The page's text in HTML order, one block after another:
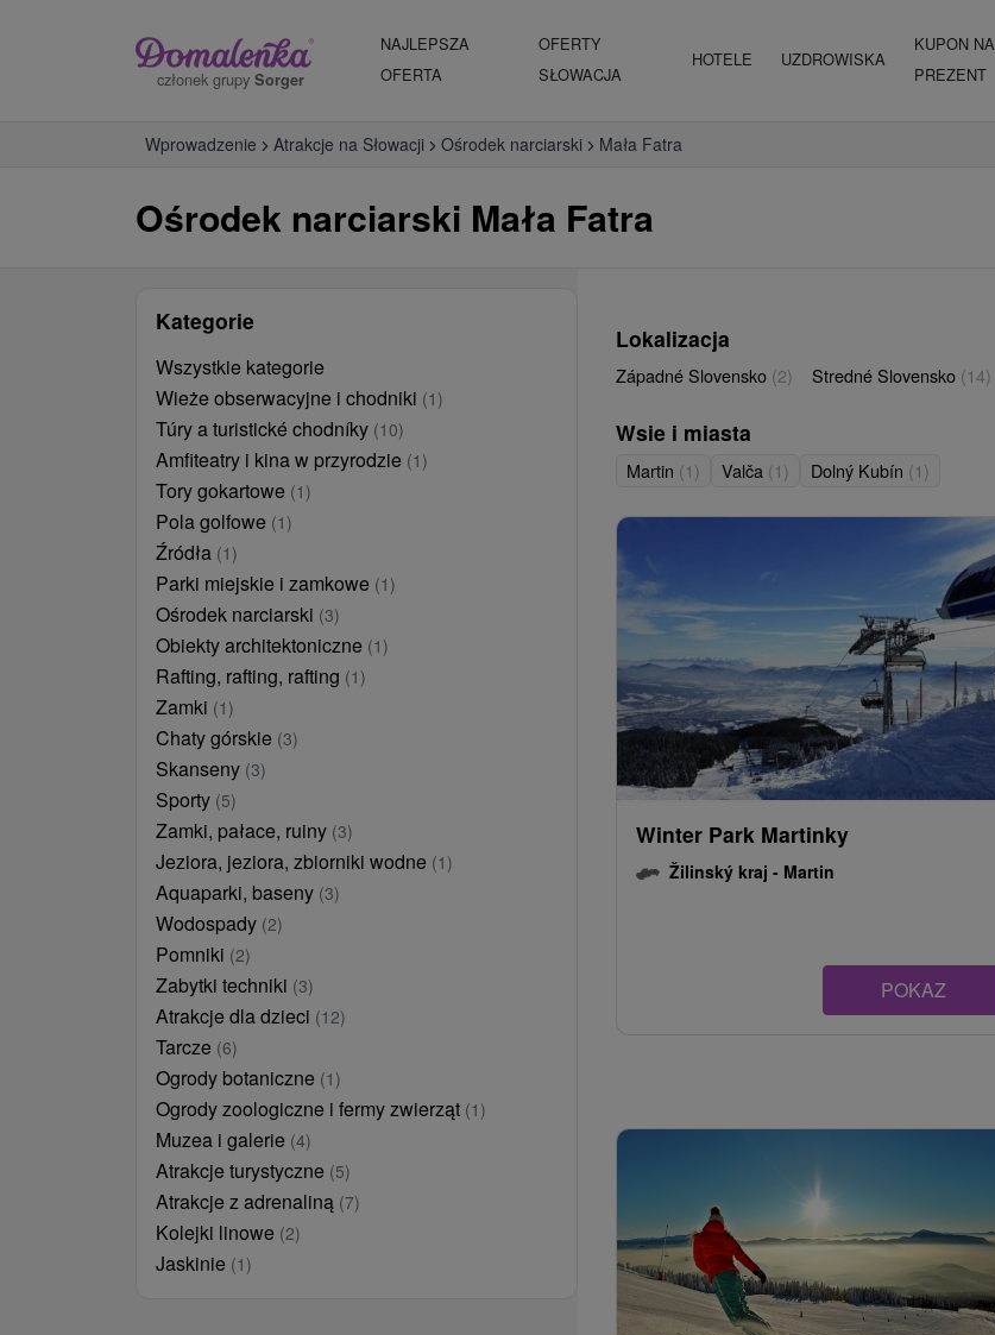
członek grupy Sorger
NAJLEPSZA
OFERTA
OFERTY
SŁOWACJA
HOTELE UZDROWISKA
KUPON NA
PREZENT
Wprowadzenie Atrakcje na Słowacji Ośrodek narciarski Mała Fatra
Ośrodek narciarski Mała Fatra
Kategorie
Wszystkie kategorie
Wieże obserwacyjne i chodniki (1)
Túry a turistické chodníky (10)
Amfiteatry i kina w przyrodzie (1)
Tory gokartowe (1)
Pola golfowe (1)
Źródła (1)
Parki miejskie i zamkowe (1)
Ośrodek narciarski (3)
Obiekty architektoniczne (1)
Rafting, rafting, rafting (1)
Zamki (1)
Chaty górskie (3)
Skanseny (3)
Sporty (5)
Zamki, pałace, ruiny (3)
Jeziora, jeziora, zbiorniki wodne (1)
Aquaparki, baseny (3)
Wodospady (2)
Pomniki (2)
Zabytki techniki (3)
Atrakcje dla dzieci (12)
Tarcze (6)
Ogrody botaniczne (1)
Ogrody zoologiczne i fermy zwierząt (1)
Muzea i galerie (4)
Atrakcje turystyczne (5)
Atrakcje z adrenaliną (7)
Kolejki linowe (2)
Jaskinie (1)
Lokalizacja
Západné Slovensko (2) Stredné Slovensko (14)
Wsie i miasta
Martin (1) Valča (1) Dolný Kubín (1)
Winter Park Martinky
Žilinský kraj - Martin
POKAZ